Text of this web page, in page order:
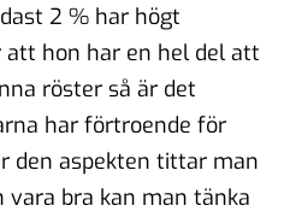
2 % har högt
hon har en hel del att
röster så är det
har förtroende för
den aspekten tittar man
vara bra kan man tänka